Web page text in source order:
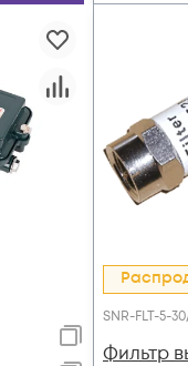
SNR-FLT-5-
Фильтр